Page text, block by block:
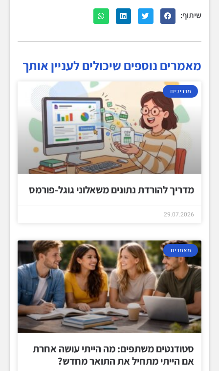
שיתוף:
מאמרים נוספים שיכולים לעניין אותך
מדריכים
מדריך להורדת נתונים משאלוני גוגל-פורמס
29.07.2026
מאמרים
סטודנטים משתפים: מה הייתי עושה אחרת
אם הייתי מתחיל את התואר מחדש?